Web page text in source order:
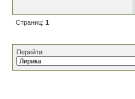
Страниц: 1
Перейти